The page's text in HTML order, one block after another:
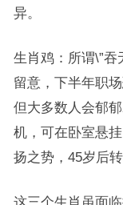
异。
生肖鸡：所谓\”吞
留意，下半年职
但大多数人会郁
机，可在卧室悬
扬之势，45岁后转
这三个生肖虽面